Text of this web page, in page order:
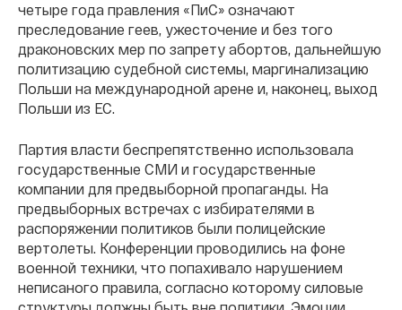
четыре года правления «ПиС» означают
преследование геев, ужесточение и без того
драконовских мер по запрету абортов, дальнейшую
политизацию судебной системы, маргинализацию
Польши на международной арене и, наконец, выход
Польши из ЕС.
Партия власти беспрепятственно использовала
государственные СМИ и государственные
компании для предвыборной пропаганды. На
предвыборных встречах с избирателями в
распоряжении политиков были полицейские
вертолеты. Конференции проводились на фоне
военной техники, что попахивало нарушением
неписаного правила, согласно которому силовые